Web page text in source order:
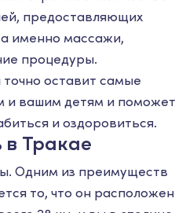
предоставляющих
а именно массажи,
процедуры.
оставит самые
и вашим детям и поможет
и оздоровиться.
в Тракае
Одним из преимуществ
то, что он расположен